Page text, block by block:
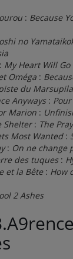
: Because
no
My Heart Will Go
Oméga :
du
Anyways :
Marion :
Shelter: The
Most Wanted:
: On ne change
des tuques :
et la Bête: How
2 Ashes